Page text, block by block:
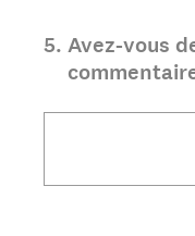
5. Avez-vous